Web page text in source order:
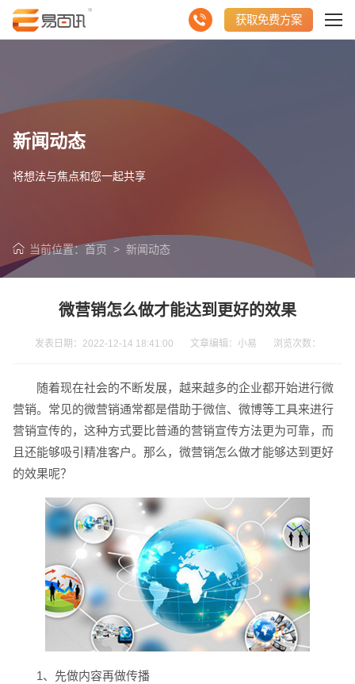
获取免费方案
新闻动态
将想法与焦点和您一起共享
当前位置： 首页 > 新闻动态
微营销怎么做才能达到更好的效果
发表日期：2022-12-14 18:41:00 文章编辑：小易 浏览次数：
随着现在社会的不断发展，越来越多的企业都开始进行微
营销。常见的微营销通常都是借助于微信、微博等工具来进行
营销宣传的，这种方式要比普通的营销宣传方法更为可靠，而
且还能够吸引精准客户。那么，微营销怎么做才能够达到更好
的效果呢？
1、先做内容再做传播